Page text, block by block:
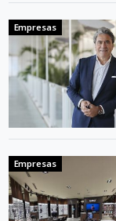
Empresas
Empresas